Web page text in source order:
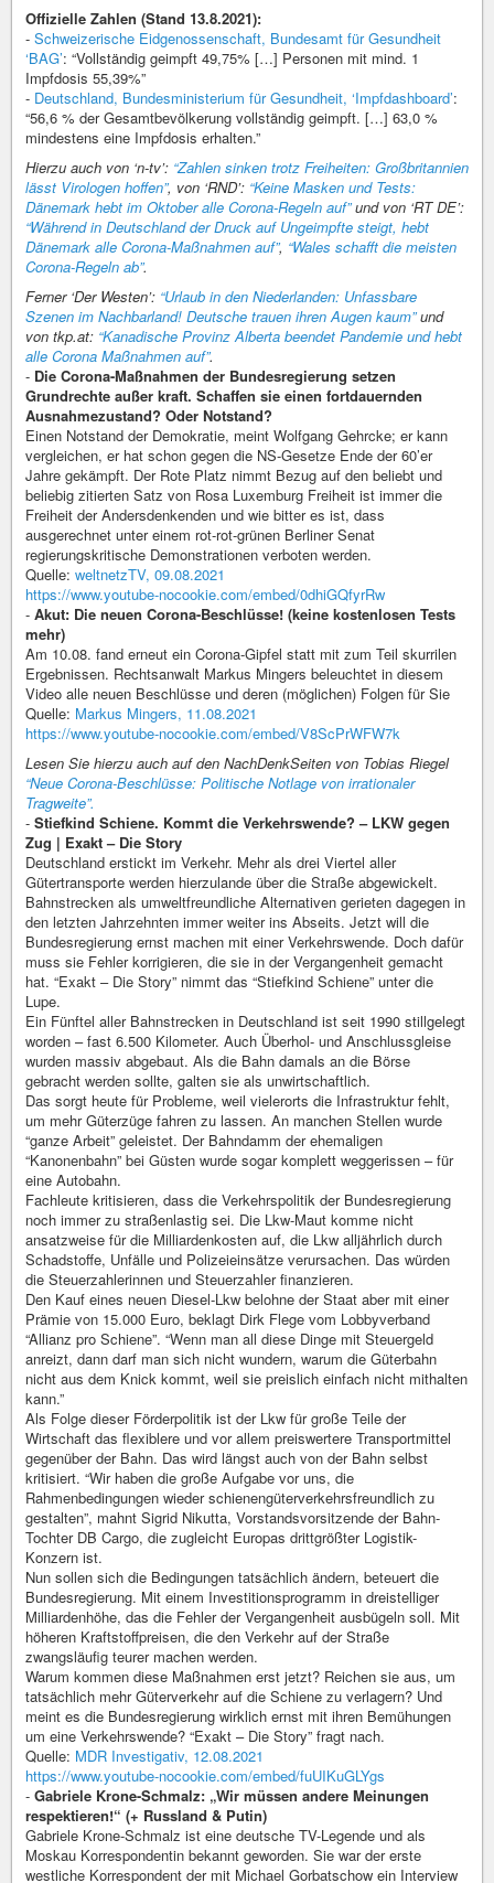
Offizielle Zahlen (Stand 13.8.2021):
- Schweizerische Eidgenossenschaft, Bundesamt für Gesundheit
‘BAG’: “Vollständig geimpft 49,75% […] Personen mit mind. 1
Impfdosis 55,39%”
- Deutschland, Bundesministerium für Gesundheit, ‘Impfdashboard’:
“56,6 % der Gesamt­bevölkerung vollständig geimpft. […] 63,0 %
mindestens eine Impf­dosis erhalten.”
Hierzu auch von ‘n-tv’: “Zahlen sinken trotz Freiheiten: Großbritannien
lässt Virologen hoffen”, von ‘RND’: “Keine Masken und Tests:
Dänemark hebt im Oktober alle Corona-Regeln auf”und von ‘RT DE’:
“Während in Deutschland der Druck auf Ungeimpfte steigt, hebt
Dänemark alle Corona-Maßnahmen auf”, “Wales schafft die meisten
Corona-Regeln ab”.
Ferner ‘Der Westen’: “Urlaub in den Niederlanden: Unfassbare
Szenen im Nachbarland! Deutsche trauen ihren Augen kaum”und
von tkp.at: “Kanadische Provinz Alberta beendet Pandemie und hebt
alle Corona Maßnahmen auf”.
- Die Corona-Maßnahmen der Bundesregierung setzen
Grundrechte außer kraft. Schaffen sie einen fortdauernden
Ausnahmezustand? Oder Notstand?
Einen Notstand der Demokratie, meint Wolfgang Gehrcke; er kann
vergleichen, er hat schon gegen die NS-Gesetze Ende der 60’er
Jahre gekämpft. Der Rote Platz nimmt Bezug auf den beliebt und
beliebig zitierten Satz von Rosa Luxemburg Freiheit ist immer die
Freiheit der Andersdenkenden und wie bitter es ist, dass
ausgerechnet unter einem rot-rot-grünen Berliner Senat
regierungskritische Demonstrationen verboten werden.
Quelle: weltnetzTV, 09.08.2021
https://www.youtube-nocookie.com/embed/0dhiGQfyrRw
- Akut: Die neuen Corona-Beschlüsse! (keine kostenlosen Tests
mehr)
Am 10.08. fand erneut ein Corona-Gipfel statt mit zum Teil skurrilen
Ergebnissen. Rechtsanwalt Markus Mingers beleuchtet in diesem
Video alle neuen Beschlüsse und deren (möglichen) Folgen für Sie
Quelle: Markus Mingers, 11.08.2021
https://www.youtube-nocookie.com/embed/V8ScPrWFW7k
Lesen Sie hierzu auch auf den NachDenkSeiten von Tobias Riegel
“Neue Corona-Beschlüsse: Politische Notlage von irrationaler
Tragweite”.
- Stiefkind Schiene. Kommt die Verkehrswende? – LKW gegen
Zug | Exakt – Die Story
Deutschland erstickt im Verkehr. Mehr als drei Viertel aller
Gütertransporte werden hierzulande über die Straße abgewickelt.
Bahnstrecken als umweltfreundliche Alternativen gerieten dagegen in
den letzten Jahrzehnten immer weiter ins Abseits. Jetzt will die
Bundesregierung ernst machen mit einer Verkehrswende. Doch dafür
muss sie Fehler korrigieren, die sie in der Vergangenheit gemacht
hat. “Exakt – Die Story” nimmt das “Stiefkind Schiene” unter die
Lupe.
Ein Fünftel aller Bahnstrecken in Deutschland ist seit 1990 stillgelegt
worden – fast 6.500 Kilometer. Auch Überhol- und Anschlussgleise
wurden massiv abgebaut. Als die Bahn damals an die Börse
gebracht werden sollte, galten sie als unwirtschaftlich.
Das sorgt heute für Probleme, weil vielerorts die Infrastruktur fehlt,
um mehr Güterzüge fahren zu lassen. An manchen Stellen wurde
“ganze Arbeit” geleistet. Der Bahndamm der ehemaligen
“Kanonenbahn” bei Güsten wurde sogar komplett weggerissen – für
eine Autobahn.
Fachleute kritisieren, dass die Verkehrspolitik der Bundesregierung
noch immer zu straßenlastig sei. Die Lkw-Maut komme nicht
ansatzweise für die Milliardenkosten auf, die Lkw alljährlich durch
Schadstoffe, Unfälle und Polizeieinsätze verursachen. Das würden
die Steuerzahlerinnen und Steuerzahler finanzieren.
Den Kauf eines neuen Diesel-Lkw belohne der Staat aber mit einer
Prämie von 15.000 Euro, beklagt Dirk Flege vom Lobbyverband
“Allianz pro Schiene”. “Wenn man all diese Dinge mit Steuergeld
anreizt, dann darf man sich nicht wundern, warum die Güterbahn
nicht aus dem Knick kommt, weil sie preislich einfach nicht mithalten
kann.”
Als Folge dieser Förderpolitik ist der Lkw für große Teile der
Wirtschaft das flexiblere und vor allem preiswertere Transportmittel
gegenüber der Bahn. Das wird längst auch von der Bahn selbst
kritisiert. “Wir haben die große Aufgabe vor uns, die
Rahmenbedingungen wieder schienengüterverkehrsfreundlich zu
gestalten”, mahnt Sigrid Nikutta, Vorstandsvorsitzende der Bahn-
Tochter DB Cargo, die zugleicht Europas drittgrößter Logistik-
Konzern ist.
Nun sollen sich die Bedingungen tatsächlich ändern, beteuert die
Bundesregierung. Mit einem Investitionsprogramm in dreistelliger
Milliardenhöhe, das die Fehler der Vergangenheit ausbügeln soll. Mit
höheren Kraftstoffpreisen, die den Verkehr auf der Straße
zwangsläufig teurer machen werden.
Warum kommen diese Maßnahmen erst jetzt? Reichen sie aus, um
tatsächlich mehr Güterverkehr auf die Schiene zu verlagern? Und
meint es die Bundesregierung wirklich ernst mit ihren Bemühungen
um eine Verkehrswende? “Exakt – Die Story” fragt nach.
Quelle: MDR Investigativ, 12.08.2021
https://www.youtube-nocookie.com/embed/fuUIKuGLYgs
- Gabriele Krone-Schmalz: „Wir müssen andere Meinungen
respektieren!“ (+ Russland & Putin)
Gabriele Krone-Schmalz ist eine deutsche TV-Legende und als
Moskau Korrespondentin bekannt geworden. Sie war der erste
westliche Korrespondent der mit Michael Gorbatschow ein Interview